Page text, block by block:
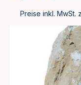
Preise inkl. MwSt.